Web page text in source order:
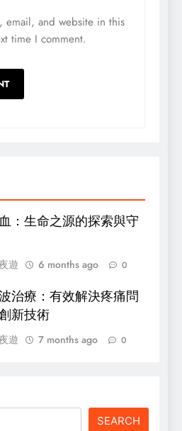
email, and website in this
time I comment.
：生命之源的探索與守
遊 6 months ago 0
治療：有效解決疼痛問
新技術
遊 7 months ago 0
SEARCH